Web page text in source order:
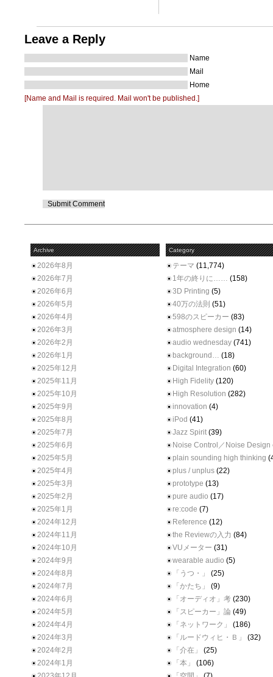
Leave a Reply
Name
Mail
Home
[Name and Mail is required. Mail won't be published.]
Archive
2026年8月
2026年7月
2026年6月
2026年5月
2026年4月
2026年3月
2026年2月
2026年1月
2025年12月
2025年11月
2025年10月
2025年9月
2025年8月
2025年7月
2025年6月
2025年5月
2025年4月
2025年3月
2025年2月
2025年1月
2024年12月
2024年11月
2024年10月
2024年9月
2024年8月
2024年7月
2024年6月
2024年5月
2024年4月
2024年3月
2024年2月
2024年1月
Category
テーマ (11,774)
1年の終りに…… (158)
3D Printing (5)
40万の法則 (51)
598のスピーカー (83)
atmosphere design (14)
audio wednesday (741)
background… (18)
Digital Integration (60)
High Fidelity (120)
High Resolution (282)
innovation (4)
iPod (41)
Jazz Spirit (39)
Noise Control／Noise Design
plain sounding high thinking
plus / unplus (22)
prototype (13)
pure audio (17)
re:code (7)
Reference (12)
the Reviewの入力 (84)
VUメーター (31)
wearable audio (5)
「うつ・」
(25)
「かたち」
(9)
「オーディオ」考 (230)
「スピーカー」論 (49)
「ネットワーク」
(186)
「ルードウィヒ・Ｂ」
(32)
「介在」
(25)
「本」
(106)